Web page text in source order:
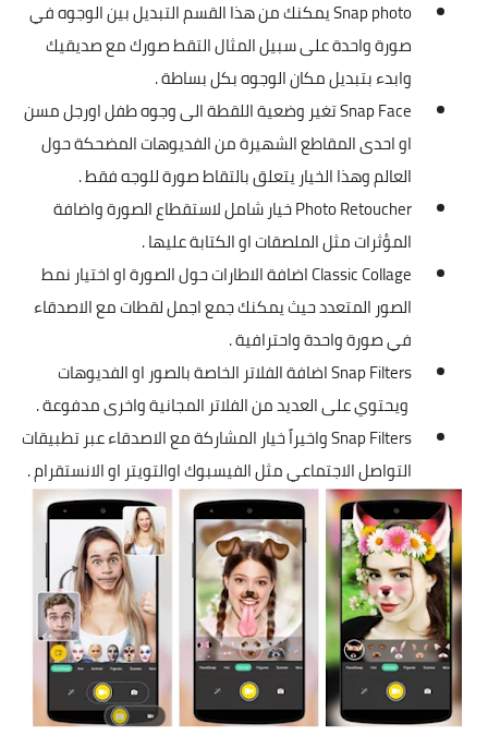
Snap photo يمكنك من هذا القسم التبديل بين الوجوه في
صورة واحدة على سبيل المثال التقط صورك مع صديقيك
وابدء بتبديل مكان الوجوه بكل بساطة .
Snap Face تغير وضعية اللقطة الى وجوه طفل اورجل مسن
او احدى المقاطع الشهيرة من الفديوهات المضحكة حول
العالم وهذا الخيار يتعلق بالتقاط صورة للوجه فقط .
Photo Retoucher خيار شامل لاستقطاع الصورة واضافة
المؤثرات مثل الملصقات او الكتابة عليها .
Classic Collage اضافة الاطارات حول الصورة او اختيار نمط
الصور المتعدد حيث يمكنك جمع اجمل لقطات مع الاصدقاء
في صورة واحدة واحترافية .
Snap Filters اضافة الفلاتر الخاصة بالصور او الفديوهات
ويحتوي على العديد من الفلاتر المجانية واخرى مدفوعة .
Snap Filters واخيراً خيار المشاركة مع الاصدقاء عبر تطبيقات
التواصل الاجتماعي مثل الفيسبوك اوالتويتر او الانستقرام .